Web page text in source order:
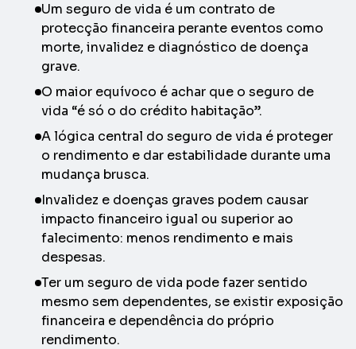
Um seguro de vida é um contrato de
protecção financeira perante eventos como
morte, invalidez e diagnóstico de doença
grave.
O maior equívoco é achar que o seguro de
vida “é só o do crédito habitação”.
A lógica central do seguro de vida é proteger
o rendimento e dar estabilidade durante uma
mudança brusca.
Invalidez e doenças graves podem causar
impacto financeiro igual ou superior ao
falecimento: menos rendimento e mais
despesas.
Ter um seguro de vida pode fazer sentido
mesmo sem dependentes, se existir exposição
financeira e dependência do próprio
rendimento.